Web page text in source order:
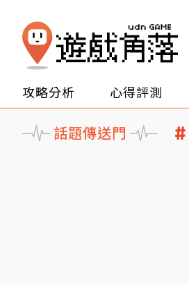
攻略分析 心得評測
話題傳送門